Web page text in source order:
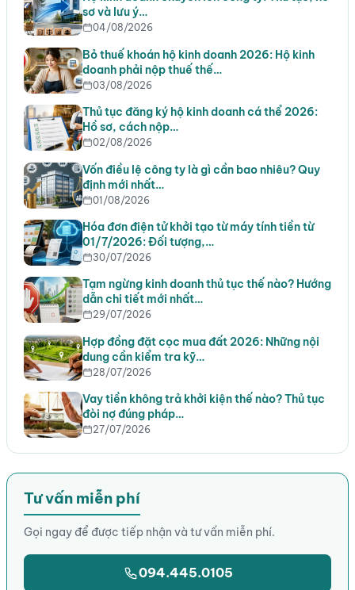
sơ và lưu ý…
04/08/2026
Bỏ thuế khoán hộ kinh doanh 2026: Hộ kinh
doanh phải nộp thuế thế…
03/08/2026
Thủ tục đăng ký hộ kinh doanh cá thể 2026:
Hồ sơ, cách nộp…
02/08/2026
Vốn điều lệ công ty là gì cần bao nhiêu? Quy
định mới nhất…
01/08/2026
Hóa đơn điện tử khởi tạo từ máy tính tiền từ
01/7/2026: Đối tượng,…
30/07/2026
Tạm ngừng kinh doanh thủ tục thế nào? Hướng
dẫn chi tiết mới nhất…
29/07/2026
Hợp đồng đặt cọc mua đất 2026: Những nội
dung cần kiểm tra kỹ…
28/07/2026
Vay tiền không trả khởi kiện thế nào? Thủ tục
đòi nợ đúng pháp…
27/07/2026
Tư vấn miễn phí
Gọi ngay để được tiếp nhận và tư vấn miễn phí.
094.445.0105